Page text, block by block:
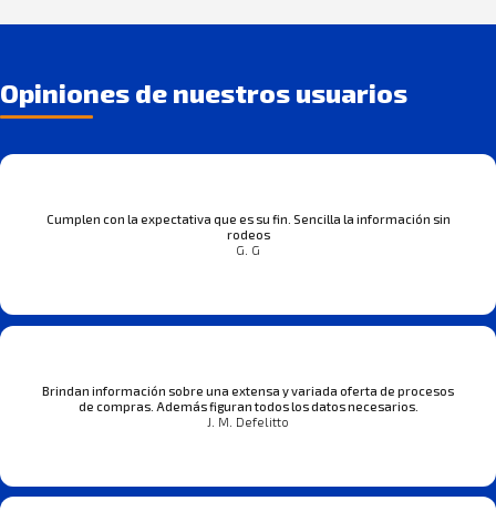
Opiniones de nuestros usuarios
Cumplen con la expectativa que es su fin. Sencilla la información sin
rodeos
G. G
Brindan información sobre una extensa y variada oferta de procesos
de compras. Además figuran todos los datos necesarios.
J. M. Defelitto